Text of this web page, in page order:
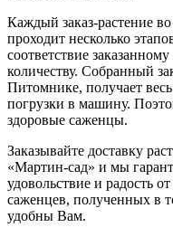
Каждый заказ-растение
проходит несколько
соответствие
количеству. Собранный
Питомнике, получает
погрузки в машину.
здоровые саженцы.
Заказывайте доставку
«Мартин-сад» и мы
удовольствие и радость
саженцев, полученных в
удобны Вам.